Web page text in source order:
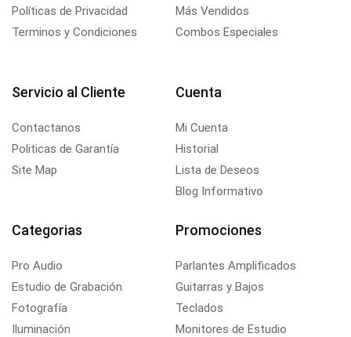
Políticas de Privacidad
Terminos y Condiciones
Más Vendidos
Combos Especiales
Servicio al Cliente
Contactanos
Politicas de Garantía
Site Map
Cuenta
Mi Cuenta
Historial
Lista de Deseos
Blog Informativo
Categorias
Pro Audio
Estudio de Grabación
Fotografía
Iluminación
Promociones
Parlantes Amplificados
Guitarras y Bajos
Teclados
Monitores de Estudio